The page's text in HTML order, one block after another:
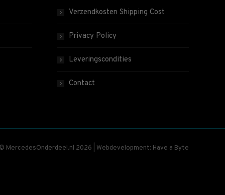
Verzendkosten Shipping Cost
Privacy Policy
Leveringscondities
Contact
MercedesOnderdeel.nl 2026 | Webdevelopment: Have a Byte